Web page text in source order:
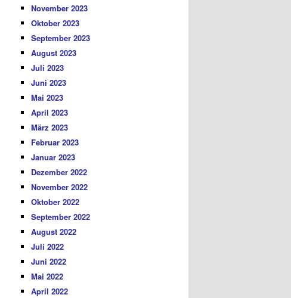
November 2023
Oktober 2023
September 2023
August 2023
Juli 2023
Juni 2023
Mai 2023
April 2023
März 2023
Februar 2023
Januar 2023
Dezember 2022
November 2022
Oktober 2022
September 2022
August 2022
Juli 2022
Juni 2022
Mai 2022
April 2022